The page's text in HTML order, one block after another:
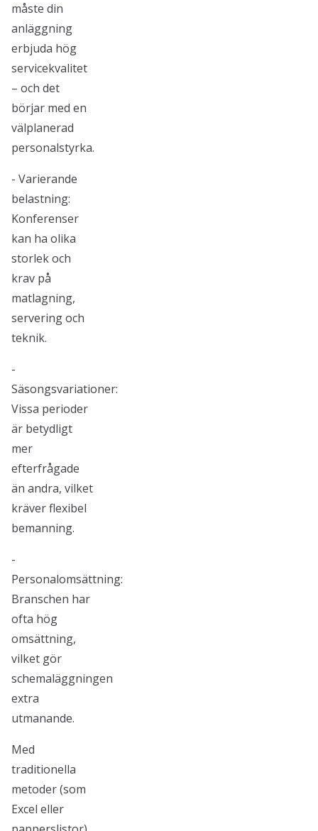
måste din
anläggning
erbjuda hög
servicekvalitet
– och det
börjar med en
välplanerad
personalstyrka.
- Varierande
belastning:
Konferenser
kan ha olika
storlek och
krav på
matlagning,
servering och
teknik.
-
Säsongsvariationer:
Vissa perioder
är betydligt
mer
efterfrågade
än andra, vilket
kräver flexibel
bemanning.
-
Personalomsättning:
Branschen har
ofta hög
omsättning,
vilket gör
schemaläggningen
extra
utmanande.
Med
traditionella
metoder (som
Excel eller